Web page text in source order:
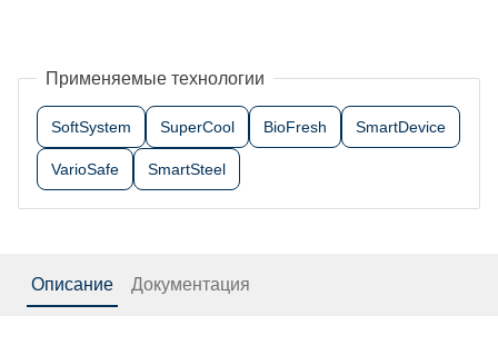
Применяемые технологии
SoftSystem SuperCool BioFresh SmartDevice
VarioSafe SmartSteel
Описание Документация